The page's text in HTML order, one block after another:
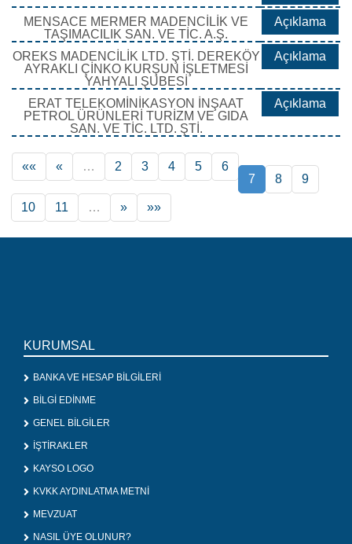
MENSACE MERMER MADENCİLİK VE
TAŞIMACILIK SAN. VE TİC. A.Ş.
Açıklama
OREKS MADENCİLİK LTD. ŞTİ. DEREKÖY
AYRAKLI ÇİNKO KURŞUN İŞLETMESİ
YAHYALI ŞUBESİ
Açıklama
ERAT TELEKOMİNİKASYON İNŞAAT
PETROL ÜRÜNLERİ TURİZM VE GIDA
SAN. VE TİC. LTD. ŞTİ.
Açıklama
«« « … 2 3 4 5
6
7
8 9
10 11 … » »»
KURUMSAL
BANKA VE HESAP BİLGİLERİ
BİLGİ EDİNME
GENEL BİLGİLER
İŞTİRAKLER
KAYSO LOGO
KVKK AYDINLATMA METNİ
MEVZUAT
NASIL ÜYE OLUNUR?